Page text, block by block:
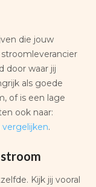
die jouw
door waar jij
als goede
of is een lage
ook naar:
.
Kijk jij vooral